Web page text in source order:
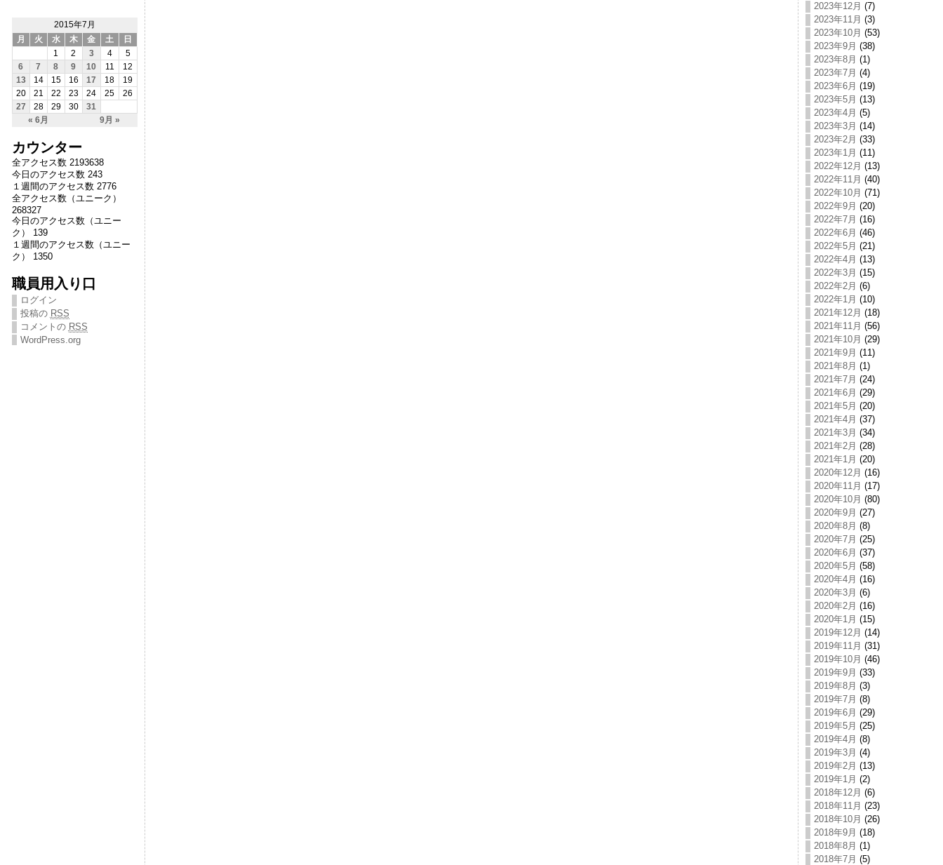
2015年7月
月
火 水 木 金 土 日
« 6月 9月 »
1 2 3 4
5
6
7 8 9 10 11
12
13
14 15 16 17 18
19
20
21 22 23 24 25
26
27
28 29 30 31
カウンター
全アクセス数 2193638
今日のアクセス数 243
１週間のアクセス数 2776
全アクセス数（ユニーク）
268327
今日のアクセス数（ユニー
ク） 139
１週間のアクセス数（ユニー
ク） 1350
職員用入り口
ログイン
投稿の RSS
コメントの RSS
WordPress.org
2023年12月 (7)
2023年11月 (3)
2023年10月 (53)
2023年9月 (38)
2023年8月 (1)
2023年7月 (4)
2023年6月 (19)
2023年5月 (13)
2023年4月 (5)
2023年3月 (14)
2023年2月 (33)
2023年1月 (11)
2022年12月 (13)
2022年11月 (40)
2022年10月 (71)
2022年9月 (20)
2022年7月 (16)
2022年6月 (46)
2022年5月 (21)
2022年4月 (13)
2022年3月 (15)
2022年2月 (6)
2022年1月 (10)
2021年12月 (18)
2021年11月 (56)
2021年10月 (29)
2021年9月 (11)
2021年8月 (1)
2021年7月 (24)
2021年6月 (29)
2021年5月 (20)
2021年4月 (37)
2021年3月 (34)
2021年2月 (28)
2021年1月 (20)
2020年12月 (16)
2020年11月 (17)
2020年10月 (80)
2020年9月 (27)
2020年8月 (8)
2020年7月 (25)
2020年6月 (37)
2020年5月 (58)
2020年4月 (16)
2020年3月 (6)
2020年2月 (16)
2020年1月 (15)
2019年12月 (14)
2019年11月 (31)
2019年10月 (46)
2019年9月 (33)
2019年8月 (3)
2019年7月 (8)
2019年6月 (29)
2019年5月 (25)
2019年4月 (8)
2019年3月 (4)
2019年2月 (13)
2019年1月 (2)
2018年12月 (6)
2018年11月 (23)
2018年10月 (26)
2018年9月 (18)
2018年8月 (1)
2018年7月 (5)